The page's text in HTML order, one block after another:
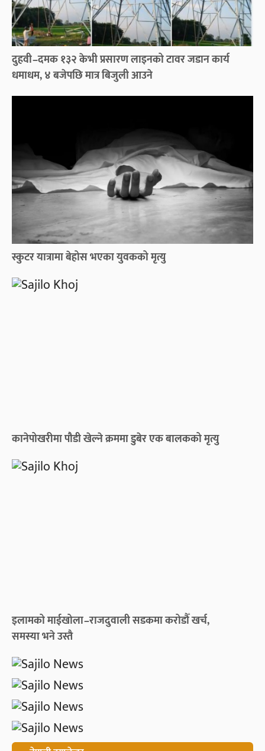
दुहवी–दमक १३२ केभी प्रसारण लाइनको टावर जडान कार्य
धमाधम, ४ बजेपछि मात्र बिजुली आउने
स्कुटर यात्रामा बेहोस भएका युवकको मृत्यु
कानेपोखरीमा पौडी खेल्ने क्रममा डुबेर एक बालकको मृत्यु
इलामको माईखोला–राजदुवाली सडकमा करोडौँ खर्च,
समस्या भने उस्तै